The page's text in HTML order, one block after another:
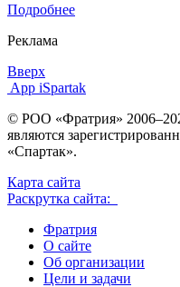
Подробнее
Реклама
Вверх
App iSpartak
© РОО «Фратрия»
являются
«Спартак».
Карта сайта
Раскрутка сайта:
Фратрия
О сайте
Об организации
Цели и задачи